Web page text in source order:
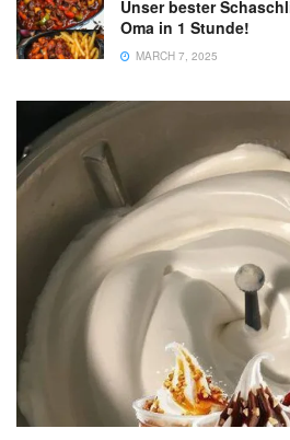
Unser bester
Oma in 1 Stunde!
MARCH 7, 2025